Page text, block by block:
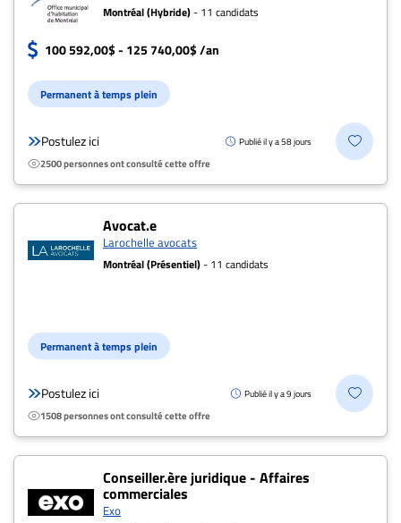
Montréal (Hybride)- 11 candidats
100 592,00$ - 125 740,00$ /an
Permanent à temps plein
Postulez ici Publié il y a 58 jours
2500 personnes ont consulté cette offre
Avocat.e
Larochelle avocats
Montréal (Présentiel)- 11 candidats
Permanent à temps plein
Postulez ici Publié il y a 9 jours
1508 personnes ont consulté cette offre
Conseiller.ère juridique - Affaires
commerciales
Exo